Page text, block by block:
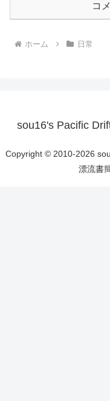
コ
ホーム 日常
sou16's Pacific
Copyright © 2010-2026
漂流書